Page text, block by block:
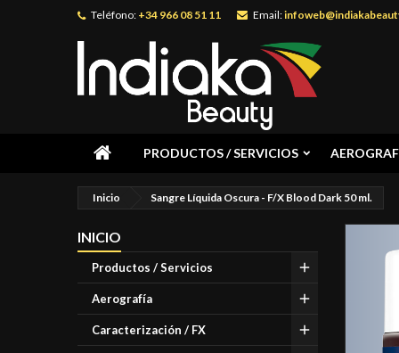
Teléfono: +34 966 08 51 11 Email:
PRODUCTOS / SERVICIOS
Inicio Sangre Líquida Oscura - F/X Blood Dark 50 ml.
INICIO
Productos / Servicios
Aerografía
Caracterización / FX